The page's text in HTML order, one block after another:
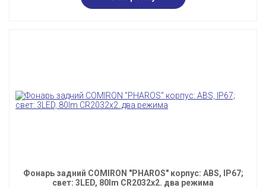
Фонарь задний COMIRON "PHAROS" корпус: ABS, IP67;
свет: 3LED, 80lm CR2032х2. два режима